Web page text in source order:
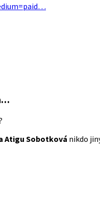
Atigu Sobotková nikdo